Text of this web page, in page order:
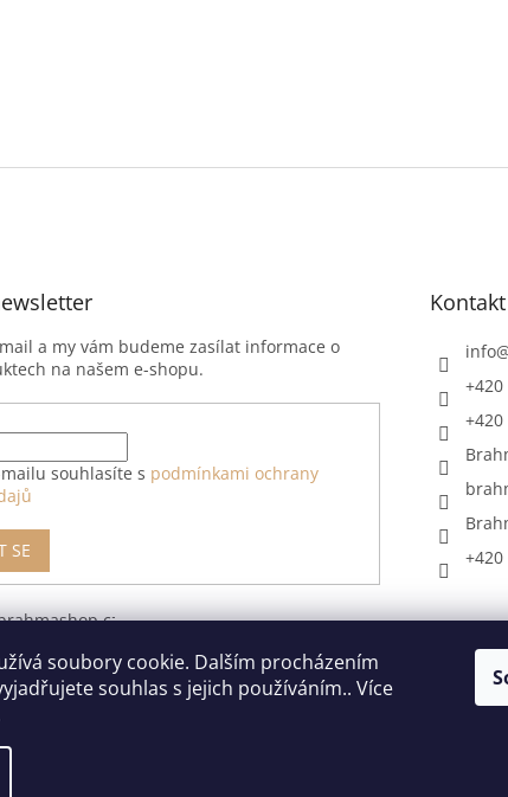
soubory cookie. Dalším procházením
souhlas s jejich používáním.. Více
a my vám budeme zasílat informace o
na našem e-shopu.
souhlasíte s podmínkami ochrany
SE
Kontakt
info
+420
+420
+420
formular-